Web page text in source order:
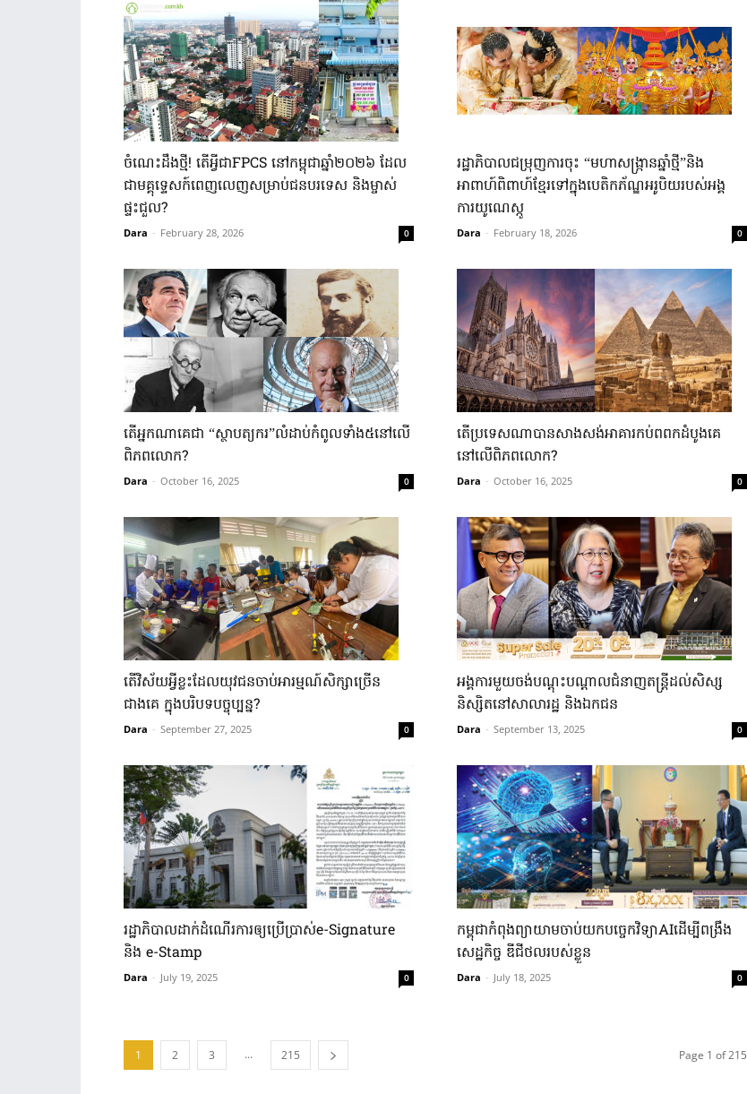
ចំណេះដឹងថ្មី! តើអ្វីជាFPCS នៅកម្ពុជាឆ្នាំ២០២៦ ដែល
ជាមគ្គុទ្ទេសក៍ពេញលេញសម្រាប់ជនបរទេស និងម្ចាស់
ផ្ទះជួល?
Dara - February 28, 2026 0
រដ្ឋាភិបាលជម្រុញការចុះ “មហាសង្រ្កានឆ្នាំថ្មី”និង
អាពាហ៍ពិពាហ៍ខ្មែរទៅក្នុងបេតិកភ័ណ្ឌអរូបិយរបស់អង្គ
ការយូណេស្កូ
Dara - February 18, 2026 0
តើអ្នកណាគេជា “ស្ថាបត្យករ”លំដាប់កំពូលទាំង៥នៅលើ
ពិភពលោក?
Dara - October 16, 2025 0
តើប្រទេសណាបានសាងសង់អាគារកប់ពពកដំបូងគេ
នៅលើពិភពលោក?
Dara - October 16, 2025 0
តើវិស័យអ្វីខ្លះដែលយុវជនចាប់អារម្មណ៍សិក្សាច្រើន
ជាងគេ ក្នុងបរិបទបច្ចុប្បន្ន?
Dara - September 27, 2025 0
អង្គការមួយចង់បណ្តុះបណ្តាលជំនាញតន្រ្តីដល់សិស្ស
និស្សិតនៅសាលារដ្ឋ និងឯកជន
Dara - September 13, 2025 0
រដ្ឋាភិបាលដាក់ដំណើរការឲ្យប្រើប្រាស់e-Signature
និង e-Stamp
Dara - July 19, 2025 0
កម្ពុជាកំពុងព្យាយាមចាប់យកបច្ចេកវិទ្យាAIដើម្បីពង្រឹង
សេដ្ឋកិច្ច ឌីជីថលរបស់ខ្លួន
Dara - July 18, 2025 0
1 2 3 ... 215 Page 1 of 215